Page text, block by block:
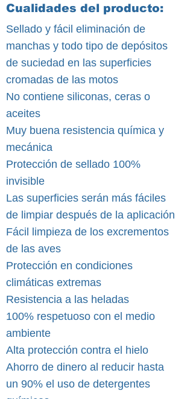
Cualidades del producto:
Sellado y fácil eliminación de
manchas y todo tipo de depósitos
de suciedad en las superficies
cromadas de las motos
No contiene siliconas, ceras o
aceites
Muy buena resistencia química y
mecánica
Protección de sellado 100%
invisible
Las superficies serán más fáciles
de limpiar después de la aplicación
Fácil limpieza de los excrementos
de las aves
Protección en condiciones
climáticas extremas
Resistencia a las heladas
100% respetuoso con el medio
ambiente
Alta protección contra el hielo
Ahorro de dinero al reducir hasta
un 90% el uso de detergentes